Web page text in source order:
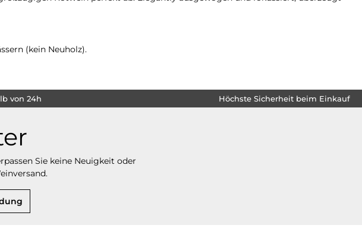
(kein Neuholz).
von 24h Höchste Sicherheit beim Einkauf
Sie keine Neuigkeit oder